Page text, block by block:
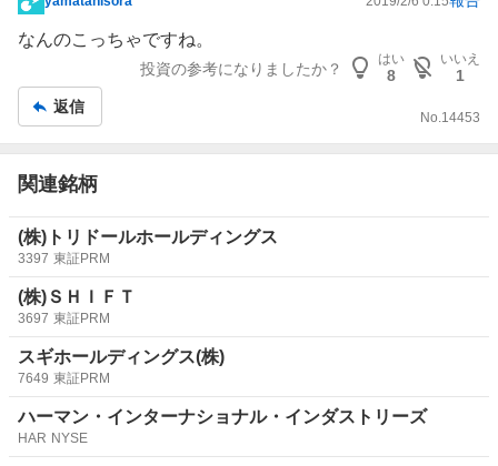
掲
示
記
事
なんのこっちゃですね。
投資の参考になりましたか？
はい
8
いいえ
1
返信
No.14453
関連銘柄
(株)トリドールホールディングス
3397 東証PRM
(株)ＳＨＩＦＴ
3697 東証PRM
スギホールディングス(株)
7649 東証PRM
ハーマン・インターナショナル・インダストリーズ
HAR NYSE